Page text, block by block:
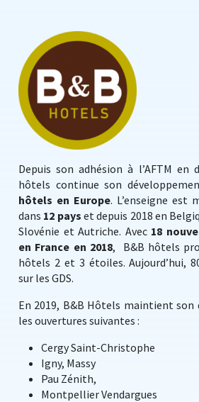
Depuis son adhésion à l’AFTM en
hôtels continue son
hôtels en Europe. L’enseigne est
dans 12 pays et depuis 2018 en
Slovénie et Autriche. Avec 18
en France en 2018, B&B hôtels
hôtels 2 et 3 étoiles. Aujourd’hui,
sur les GDS.
En 2019, B&B Hôtels maintient son
les ouvertures suivantes :
Cergy Saint-Christophe
Igny, Massy
Pau Zénith,
Montpellier Vendargues